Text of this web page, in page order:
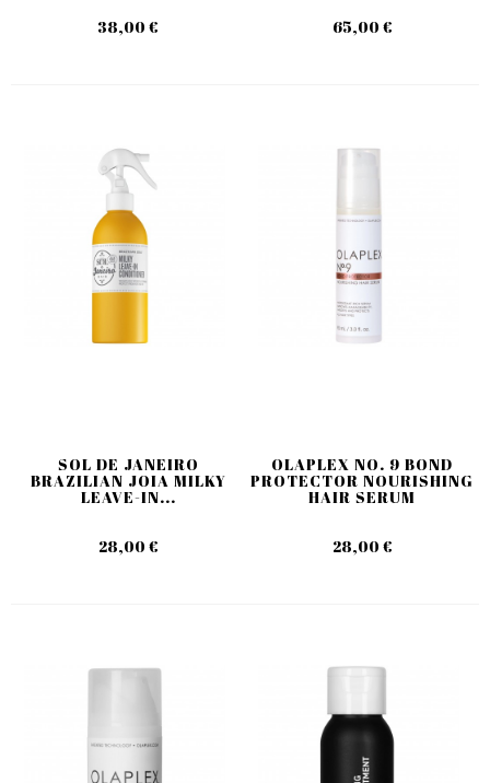
38,00 € 65,00 €
SOL DE JANEIRO
BRAZILIAN JOIA MILKY
LEAVE-IN...
28,00 €
OLAPLEX NO. 9 BOND
PROTECTOR NOURISHING
HAIR SERUM
28,00 €